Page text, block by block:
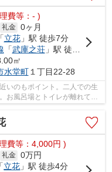
費等：- )
礼金 0ヶ月
「立花」駅 徒歩7分
「武庫之荘」駅 徒歩19分
㎡
水堂町１丁目22-28
いのもポイント。二人での生
お風呂場とトイレが離れてい
費等：4,000円 )
礼金 0万円
「立花 」駅 徒歩4分